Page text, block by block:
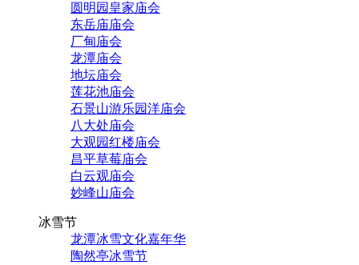
圆明园皇家庙会
东岳庙庙会
厂甸庙会
龙潭庙会
地坛庙会
莲花池庙会
石景山游乐园洋庙会
八大处庙会
大观园红楼庙会
昌平草莓庙会
白云观庙会
妙峰山庙会
冰雪节
龙潭冰雪文化嘉年华
陶然亭冰雪节